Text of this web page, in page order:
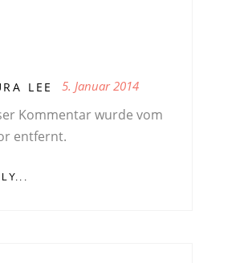
LEE 5. Januar 2014
Kommentar wurde vom
entfernt.